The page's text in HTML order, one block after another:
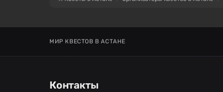
МИР КВЕСТОВ В АСТАНЕ
Контакты